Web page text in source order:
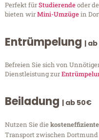
Perfekt fürStudierendeoder
bieten wirMini-Umzügein
Entrümpelung |
Befreien Sie sich von
Dienstleistung zur
Beiladung | ab 50€
Nutzen Sie die
Transport zwischen